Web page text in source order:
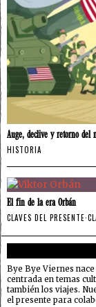
Auge, declive y retorno del
HISTORIA
El fin de la era Orbán
CLAVES DEL PRESENTE·
Bye Bye Viernes
centrada en temas
también los viajes.
el presente para